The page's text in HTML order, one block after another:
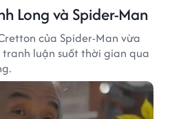
Long và Spider-Man
của Spider-Man vừa
luận suốt thời gian qua